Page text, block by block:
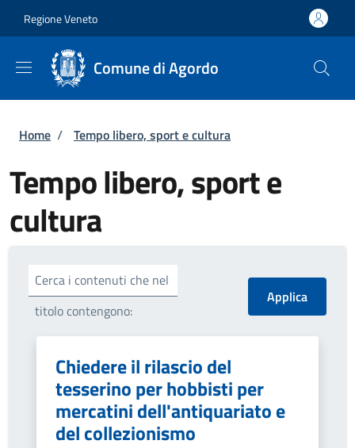
Regione Veneto
Comune di Agordo
Briciole di pane
Home / Tempo libero, sport e cultura
Tempo libero, sport e
cultura
Cerca i contenuti che nel
titolo contengono:
Chiedere il rilascio del
tesserino per hobbisti per
mercatini dell'antiquariato e
del collezionismo